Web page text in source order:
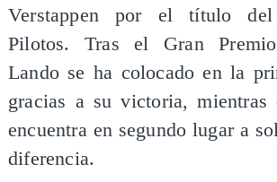
Verstappen por el título
Pilotos. Tras el Gran
Lando se ha colocado en la
gracias a su victoria, mientras
encuentra en segundo lugar a
diferencia.